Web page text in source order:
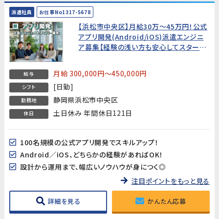
派遣社員 お仕事No1317-5678
【浜松市中央区】月給30万～45万円！公式
アプリ開発(Android/iOS)派遣エンジニ
ア募集【経験の浅い方も安心してスタート
給与 月給 300,000円～450,000円
シフト [日勤]
勤務地 静岡県浜松市中央区
休日 土日休み 年間休日121日
100名規模の公式アプリ開発でスキルアップ！
Android／iOS、どちらかの経験があればOK！
設計から運用まで、幅広いノウハウが身につく◎
注目ポイントをもっと見る
詳細を見る かんたん応募